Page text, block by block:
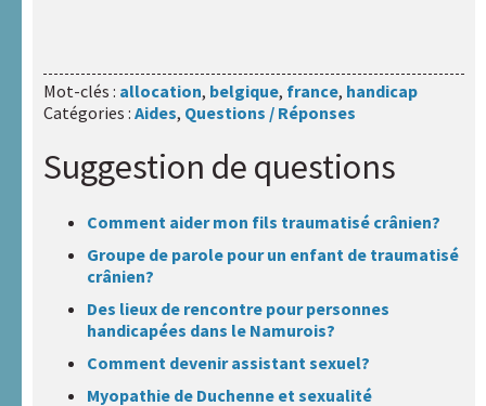
Mot-clés : allocation, belgique, france, handicap
Catégories : Aides, Questions / Réponses
Suggestion de questions
Comment aider mon fils traumatisé crânien?
Groupe de parole pour un enfant de traumatisé
crânien?
Des lieux de rencontre pour personnes
handicapées dans le Namurois?
Comment devenir assistant sexuel?
Myopathie de Duchenne et sexualité